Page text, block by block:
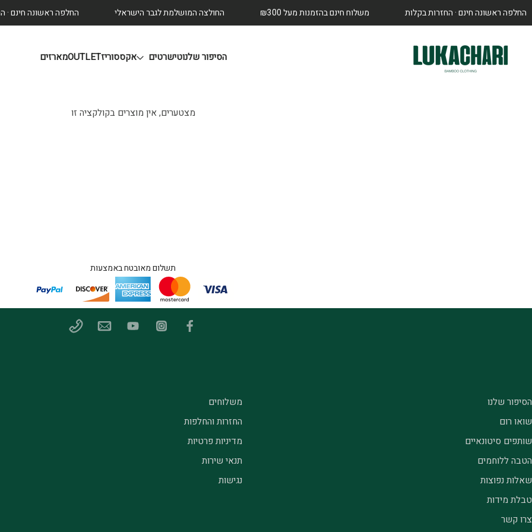
דלג
לתוכן
החלפה ראשונה חינם · החולצה המושלמת לגבר הישראלי משלוח חינם בהזמנות מעל ₪300 החלפה ראשונה חינם · החזרות בקלות
הסיפור שלנוטישרטים אקססוריזOUTLETמארזים
מצטערים, אין מוצרים בקולקציה זו
תשלום מאובטח באמצעות
הסיפור שלנו
שואו רום
שותפים סיטונאיים
הטבה ללוחמים
שאלות נפוצות
טבלת מידות
צרו קשר
משלוחים
החזרות והחלפות
מדיניות פרטיות
תנאי שירות
נגישות